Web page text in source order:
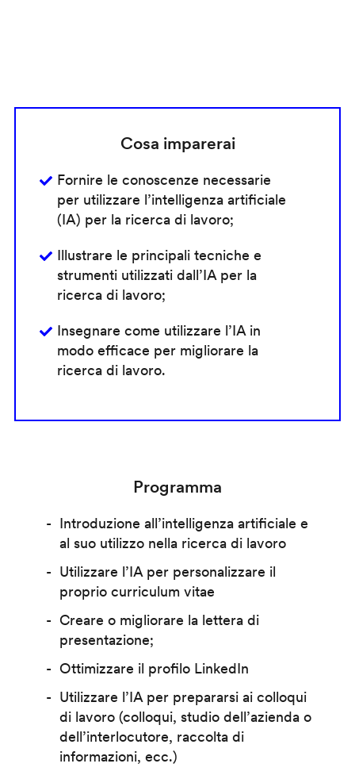
Cosa imparerai
Fornire le conoscenze necessarie
per utilizzare l’intelligenza artificiale
(IA) per la ricerca di lavoro;
Illustrare le principali tecniche e
strumenti utilizzati dall’IA per la
ricerca di lavoro;
Insegnare come utilizzare l’IA in
modo efficace per migliorare la
ricerca di lavoro.
Programma
Introduzione all’intelligenza artificiale e
al suo utilizzo nella ricerca di lavoro
Utilizzare l’IA per personalizzare il
proprio curriculum vitae
Creare o migliorare la lettera di
presentazione;
Ottimizzare il profilo LinkedIn
Utilizzare l’IA per prepararsi ai colloqui
di lavoro (colloqui, studio dell’azienda o
dell’interlocutore, raccolta di
informazioni, ecc.)